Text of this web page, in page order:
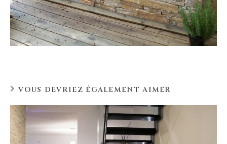
VOUS DEVRIEZ ÉGALEMENT AIMER